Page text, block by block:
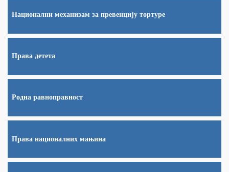
Национални механизам за превенцију тортуре
Права детета
Родна равноправност
Права националних мањина